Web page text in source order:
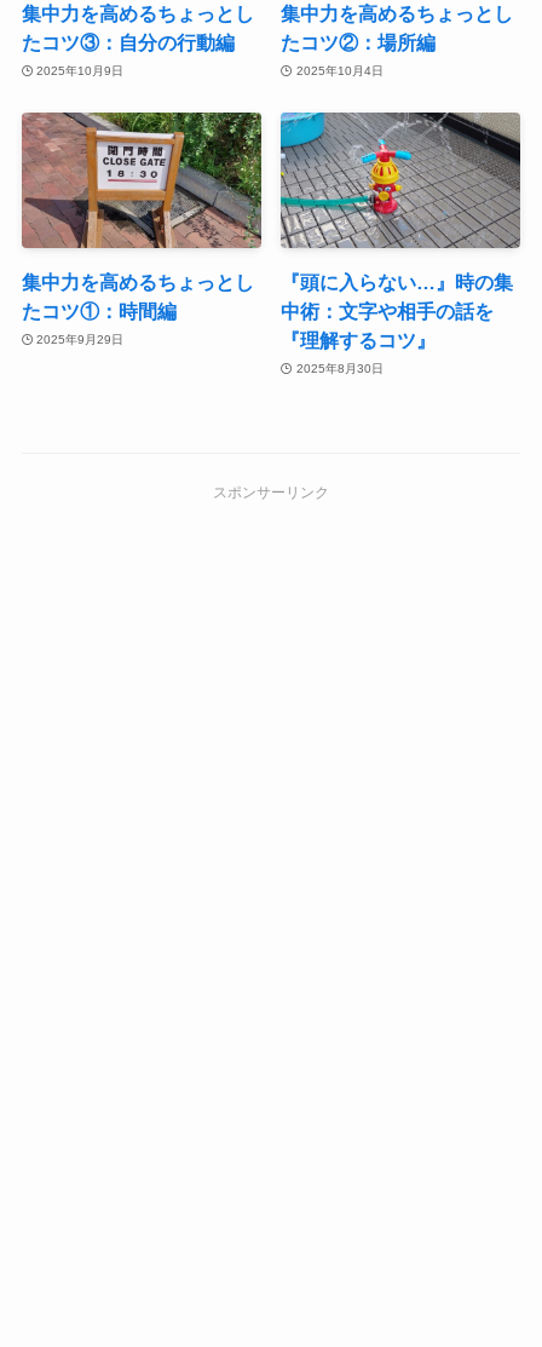
集中力を高めるちょっとし
たコツ③：自分の行動編
2025年10月9日
集中力を高めるちょっとし
たコツ②：場所編
2025年10月4日
集中力を高めるちょっとし
たコツ①：時間編
2025年9月29日
『頭に入らない…』時の集
中術：文字や相手の話を
『理解するコツ』
2025年8月30日
スポンサーリンク